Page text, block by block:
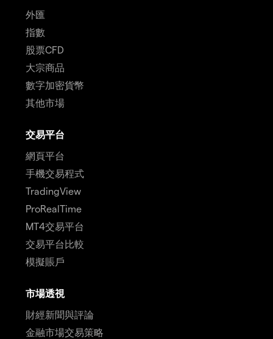
外匯
指數
股票CFD
大宗商品
數字加密貨幣
其他市場
交易平台
網頁平台
手機交易程式
TradingView
ProRealTime
MT4交易平台
交易平台比較
模擬賬戶
市場透視
財經新聞與評論
金融市場交易策略